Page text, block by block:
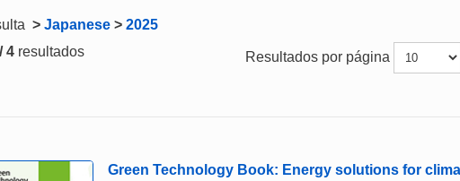
> Japanese > 2025
4 resultados Resultados por página
Green Technology Book: Energy solutions for